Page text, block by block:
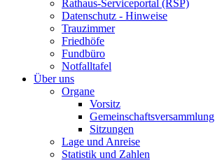
Rathaus-Serviceportal (RSP)
Datenschutz - Hinweise
Trauzimmer
Friedhöfe
Fundbüro
Notfalltafel
Über uns
Organe
Vorsitz
Gemeinschaftsversammlung
Sitzungen
Lage und Anreise
Statistik und Zahlen